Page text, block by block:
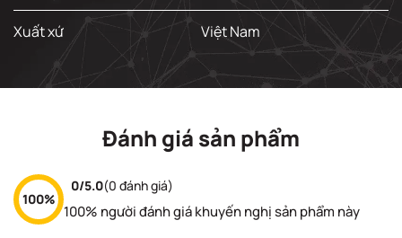
Xuất xứ Việt Nam
Đánh giá sản phẩm
100%
0/5.0(0 đánh giá)
100% người đánh giá khuyến nghị sản phẩm này